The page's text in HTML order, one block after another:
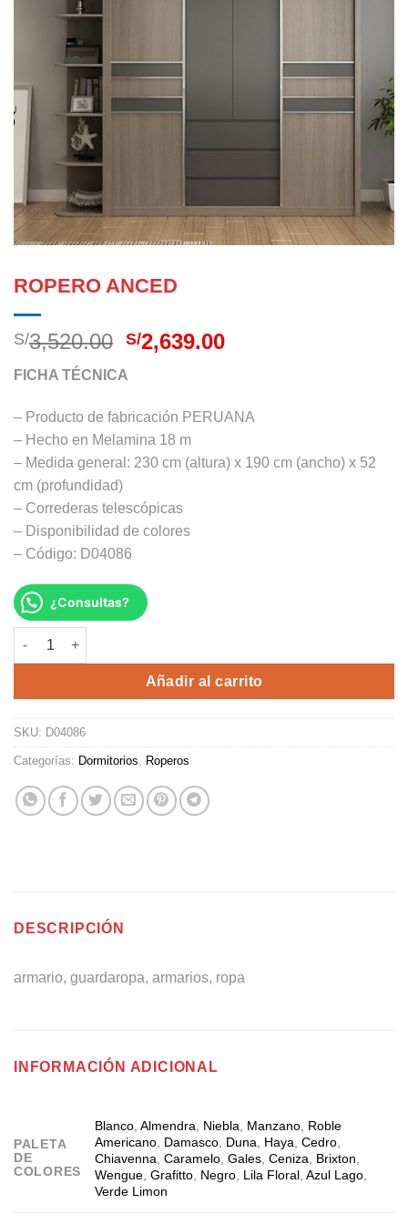
ROPERO ANCED
S/3,520.00 El
original
era:
S/3,520.00.
S/2,639.00El
es:
S/2,639.00.
FICHA TÉCNICA
– Producto de fabricación PERUANA
– Hecho en Melamina 18 m
– Medida general: 230 cm (altura) x 190 cm (ancho) x 52
cm (profundidad)
– Correderas telescópicas
– Disponibilidad de colores
– Código: D04086
¿Consultas?
ROPERO ANCED cantidad
Añadir al carrito
SKU: D04086
Categorías: Dormitorios Roperos
DESCRIPCIÓN
armario, guardaropa, armarios, ropa
INFORMACIÓN ADICIONAL
PALETA
DE
COLORES
Blanco,Almendra, Niebla, Manzano, Roble
Americano, Damasco, Duna, Haya,Cedro,
Chiavenna,Caramelo,Gales,Ceniza, Brixton,
Wengue,Grafitto, Negro, Lila Floral,Azul Lago,
Verde Limon